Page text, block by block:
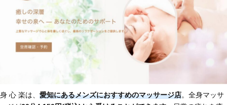
身 心 楽は、 愛知にあるメンズにおすすめのマッサージ店。全身マッサ